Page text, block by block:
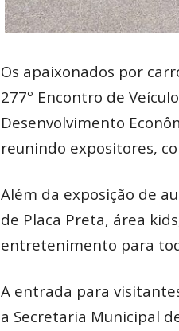
Os apaixonados por
277º Encontro de
Desenvolvimento
reunindo expositores,
Além da exposição de
de Placa Preta, área
entretenimento para
A entrada para
a Secretaria Municipal